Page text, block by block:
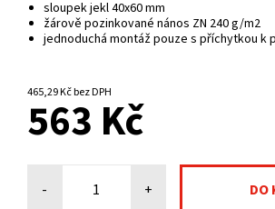
sloupek jekl 40x60 mm
žárově pozinkované nános ZN 240 g/m2
jednoduchá montáž pouze s příchytkou k
465,29 Kč bez DPH
563 Kč
- +